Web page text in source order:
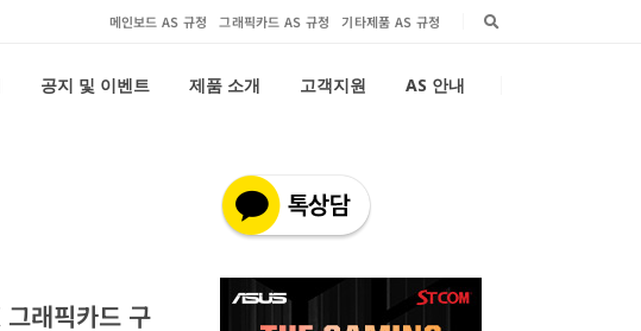
메인보드 AS 규정 그래픽카드 AS 규정 기타제품 AS 규정
공지 및 이벤트 제품 소개 고객지원 AS 안내
래픽카드 구